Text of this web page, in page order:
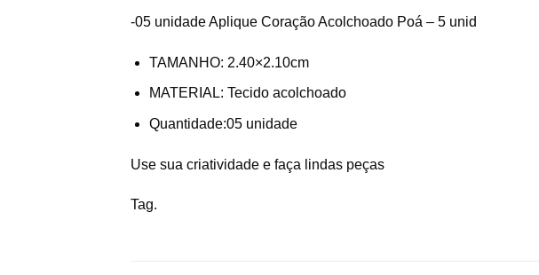
-05 unidade Aplique Coração Acolchoado Poá – 5 unid
TAMANHO: 2.40×2.10cm
MATERIAL: Tecido acolchoado
Quantidade:05 unidade
Use sua criatividade e faça lindas peças
Tag.